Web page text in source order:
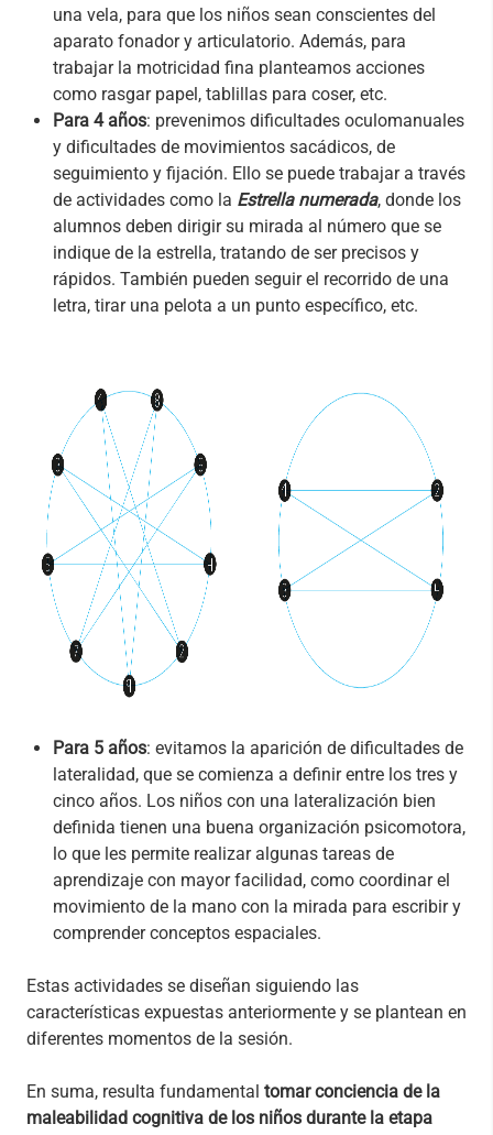
una vela, para que los niños sean conscientes del
aparato fonador y articulatorio. Además, para
trabajar la motricidad fina planteamos acciones
como rasgar papel, tablillas para coser, etc.
Para 4 años: prevenimos dificultades oculomanuales
y dificultades de movimientos sacádicos, de
seguimiento y fijación. Ello se puede trabajar a través
de actividades como la Estrella numerada, donde los
alumnos deben dirigir su mirada al número que se
indique de la estrella, tratando de ser precisos y
rápidos. También pueden seguir el recorrido de una
letra, tirar una pelota a un punto específico, etc.
Para 5 años: evitamos la aparición de dificultades de
lateralidad, que se comienza a definir entre los tres y
cinco años. Los niños con una lateralización bien
definida tienen una buena organización psicomotora,
lo que les permite realizar algunas tareas de
aprendizaje con mayor facilidad, como coordinar el
movimiento de la mano con la mirada para escribir y
comprender conceptos espaciales.
Estas actividades se diseñan siguiendo las
características expuestas anteriormente y se plantean en
diferentes momentos de la sesión.
En suma, resulta fundamental tomar conciencia de la
maleabilidad cognitiva de los niños durante la etapa